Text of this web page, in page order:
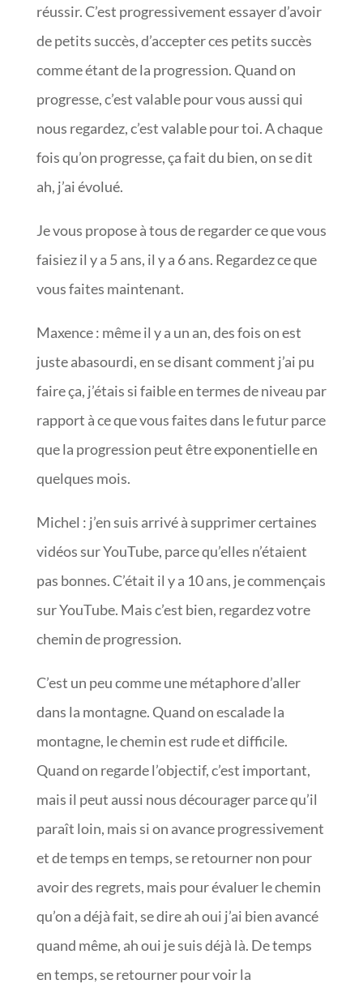
réussir. C’est progressivement essayer d’avoir
de petits succès, d’accepter ces petits succès
comme étant de la progression. Quand on
progresse, c’est valable pour vous aussi qui
nous regardez, c’est valable pour toi. A chaque
fois qu’on progresse, ça fait du bien, on se dit
ah, j’ai évolué.
Je vous propose à tous de regarder ce que vous
faisiez il y a 5 ans, il y a 6 ans. Regardez ce que
vous faites maintenant.
Maxence : même il y a un an, des fois on est
juste abasourdi, en se disant comment j’ai pu
faire ça, j’étais si faible en termes de niveau par
rapport à ce que vous faites dans le futur parce
que la progression peut être exponentielle en
quelques mois.
Michel : j’en suis arrivé à supprimer certaines
vidéos sur YouTube, parce qu’elles n’étaient
pas bonnes. C’était il y a 10 ans, je commençais
sur YouTube. Mais c’est bien, regardez votre
chemin de progression.
C’est un peu comme une métaphore d’aller
dans la montagne. Quand on escalade la
montagne, le chemin est rude et difficile.
Quand on regarde l’objectif, c’est important,
mais il peut aussi nous décourager parce qu’il
paraît loin, mais si on avance progressivement
et de temps en temps, se retourner non pour
avoir des regrets, mais pour évaluer le chemin
qu’on a déjà fait, se dire ah oui j’ai bien avancé
quand même, ah oui je suis déjà là. De temps
en temps, se retourner pour voir la